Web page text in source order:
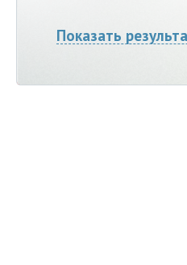
Показать